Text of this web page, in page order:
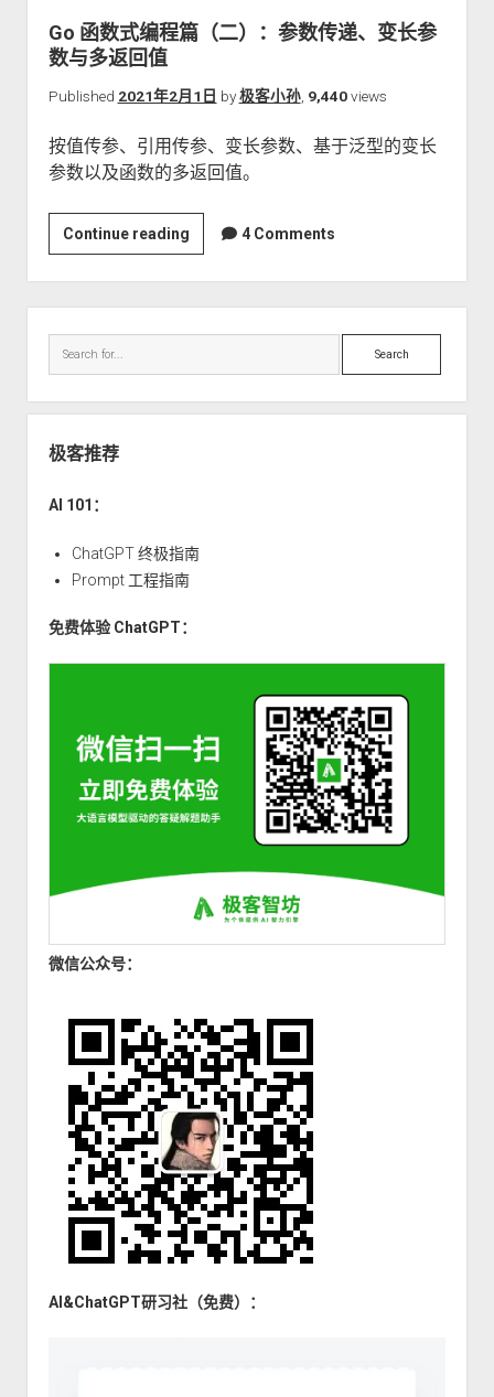
术
现
数
的
式
调
用
Go 函数式编程篇（二）：参数传递、变长参
数与多返回值
Published 2021年2月1日 by极客小孙, 9,440views
按值传参、引用传参、变长参数、基于泛型的变长
参数以及函数的多返回值。
Continue readingGo
函
数
式
编
（二）：
变
长
回
值
4 Comments
Search
极客推荐
AI 101：
ChatGPT 终极指南
Prompt 工程指南
免费体验 ChatGPT：
微信公众号：
AI&ChatGPT研习社（免费）：